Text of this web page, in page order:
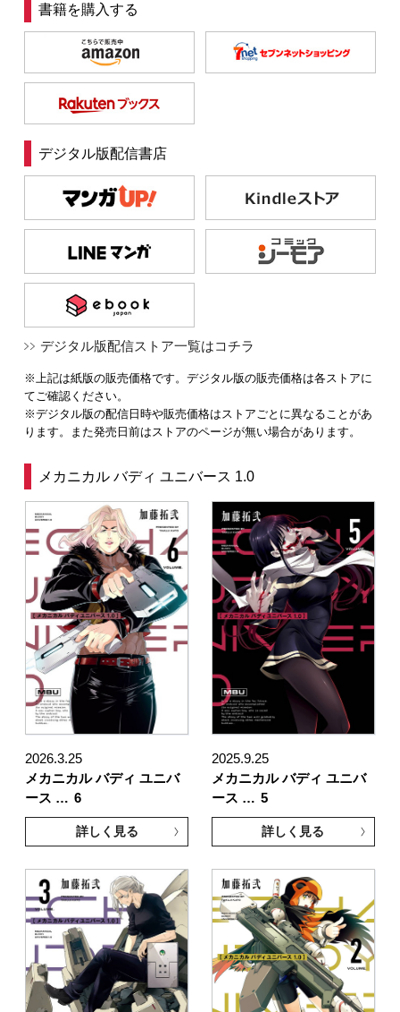
書籍を購入する
デジタル版配信書店
デジタル版配信ストア一覧はコチラ
※上記は紙版の販売価格です。デジタル版の販売価格は各ストアに
てご確認ください。
※デジタル版の配信日時や販売価格はストアごとに異なることがあ
ります。また発売日前はストアのページが無い場合があります。
メカニカル バディ ユニバース 1.0
2026.3.25
メカニカル バディ ユニバ
ース … 6
詳しく見る
2025.9.25
メカニカル バディ ユニバ
ース … 5
詳しく見る